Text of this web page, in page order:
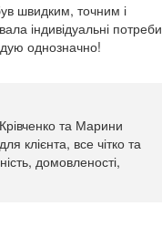
швидким, точним і
індивідуальні потреби
однозначно!
та Марини
клієнта, все чітко та
домовленості,